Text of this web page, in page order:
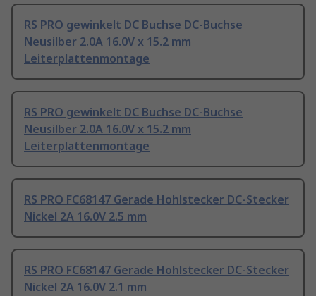
RS PRO gewinkelt DC Buchse DC-Buchse
Neusilber 2.0A 16.0V x 15.2 mm
Leiterplattenmontage
RS PRO gewinkelt DC Buchse DC-Buchse
Neusilber 2.0A 16.0V x 15.2 mm
Leiterplattenmontage
RS PRO FC68147 Gerade Hohlstecker DC-Stecker
Nickel 2A 16.0V 2.5 mm
RS PRO FC68147 Gerade Hohlstecker DC-Stecker
Nickel 2A 16.0V 2.1 mm